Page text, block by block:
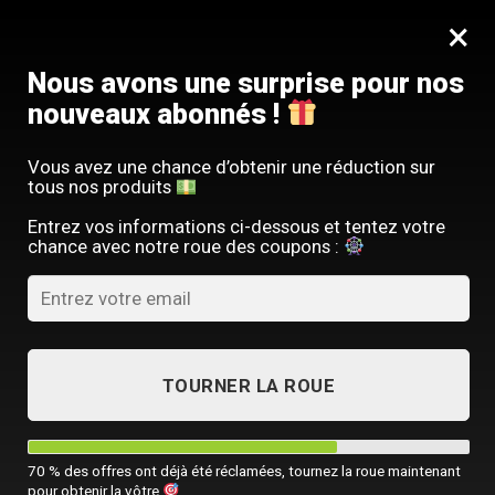
contenu
ACCUEIL / SAC À DOS LUXE
×
Nous avons une surprise pour nos
nouveaux abonnés !
Vous avez une chance d’obtenir une réduction sur
tous nos produits
Entrez vos informations ci-dessous et tentez votre
chance avec notre roue des coupons :
TOURNER LA ROUE
70 % des offres ont déjà été réclamées, tournez la roue maintenant
pour obtenir la vôtre